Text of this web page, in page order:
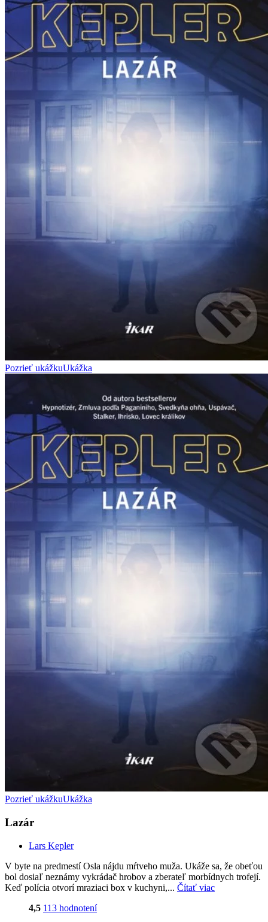
Pozrieť ukážkuUkážka
Pozrieť ukážkuUkážka
Lazár
Lars Kepler
V byte na predmestí Osla nájdu mŕtveho muža. Ukáže sa, že obeťou
bol dosiaľ neznámy vykrádač hrobov a zberateľ morbídnych trofejí.
Keď polícia otvorí mraziaci box v kuchyni,... Čítať viac
4,5 113 hodnotení